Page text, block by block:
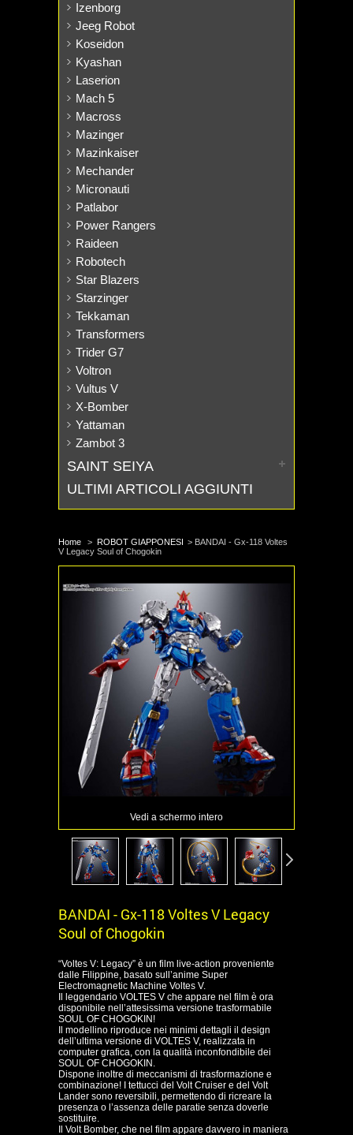
Izenborg
Jeeg Robot
Koseidon
Kyashan
Laserion
Mach 5
Macross
Mazinger
Mazinkaiser
Mechander
Micronauti
Patlabor
Power Rangers
Raideen
Robotech
Star Blazers
Starzinger
Tekkaman
Transformers
Trider G7
Voltron
Vultus V
X-Bomber
Yattaman
Zambot 3
SAINT SEIYA
ULTIMI ARTICOLI AGGIUNTI
Home > ROBOT GIAPPONESI > BANDAI - Gx-118 Voltes
V Legacy Soul of Chogokin
Vedi a schermo intero
BANDAI - Gx-118 Voltes V Legacy
Soul of Chogokin
“Voltes V: Legacy” è un film live-action proveniente
dalle Filippine, basato sull’anime Super
Electromagnetic Machine Voltes V.
Il leggendario VOLTES V che appare nel film è ora
disponibile nell’attesissima versione trasformabile
SOUL OF CHOGOKIN!
Il modellino riproduce nei minimi dettagli il design
dell’ultima versione di VOLTES V, realizzata in
computer grafica, con la qualità inconfondibile dei
SOUL OF CHOGOKIN.
Dispone inoltre di meccanismi di trasformazione e
combinazione! I tettucci del Volt Cruiser e del Volt
Lander sono reversibili, permettendo di ricreare la
presenza o l’assenza delle paratie senza doverle
sostituire.
Il Volt Bomber, che nel film appare davvero in maniera